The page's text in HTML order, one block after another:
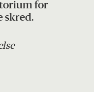
for
skred.